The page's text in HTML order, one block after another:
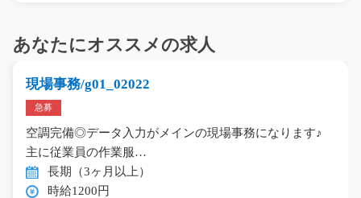
あなたにオススメの求人
現場事務/g01_02022
急募
空調完備◎データ入力がメインの現場事務になります♪
主に従業員の作業服…
長期（3ヶ月以上）
時給1200円